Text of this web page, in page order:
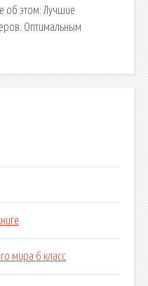
об этом: Лучшие
Оптимальным
мира 6 класс